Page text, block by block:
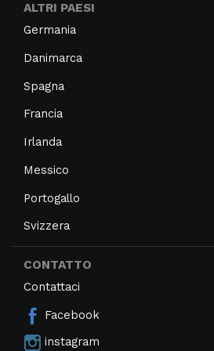
ALTRI PAESI
Germania
Danimarca
Spagna
Francia
Irlanda
Messico
Portogallo
Svizzera
CONTATTO
Contattaci
Facebook
instagram